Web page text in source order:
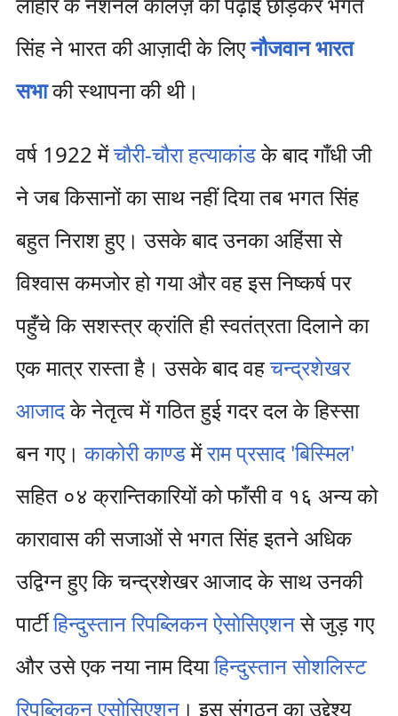
सिंह ने भारत की आज़ादी के लिएनौजवान भारत
सभाकी स्थापना की थी।
वर्ष 1922 मेंचौरी-चौरा हत्‍याकांडके बाद गाँधी जी
ने जब किसानों का साथ नहीं दिया तब भगत सिंह
बहुत निराश हुए। उसके बाद उनका अहिंसा से
विश्वास कमजोर हो गया और वह इस निष्कर्ष पर
पहुँचे कि सशस्त्र क्रांति ही स्वतंत्रता दिलाने का
एक मात्र रास्ता है। उसके बाद वहचन्द्रशेखर
आजादके नेतृत्‍व में गठित हुई गदर दल के हिस्‍सा
बन गए।काकोरी काण्डमेंराम प्रसाद 'बिस्मिल'
सहित ०४ क्रान्तिकारियों को फाँसी व १६ अन्य को
कारावास की सजाओं से भगत सिंह इतने अधिक
उद्विग्न हुए कि चन्द्रशेखर आजाद के साथ उनकी
पार्टीहिन्दुस्तान रिपब्लिकन ऐसोसिएशनसे जुड़ गए
और उसे एक नया नाम दियाहिन्दुस्तान सोशलिस्ट
रिपब्लिकन एसोसिएशन। इस संगठन का उद्देश्य